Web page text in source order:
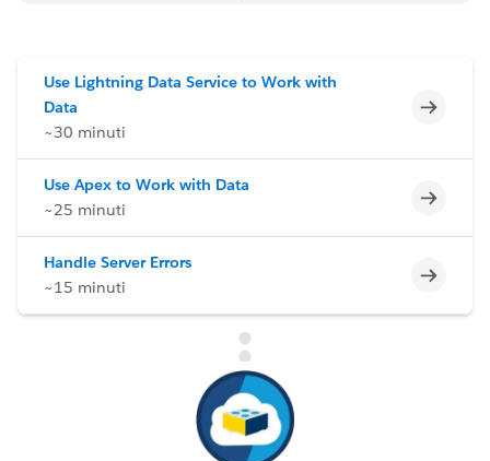
Use Lightning Data Service to Work with
Data
~30 minuti
Use Apex to Work with Data
~25 minuti
Handle Server Errors
~15 minuti